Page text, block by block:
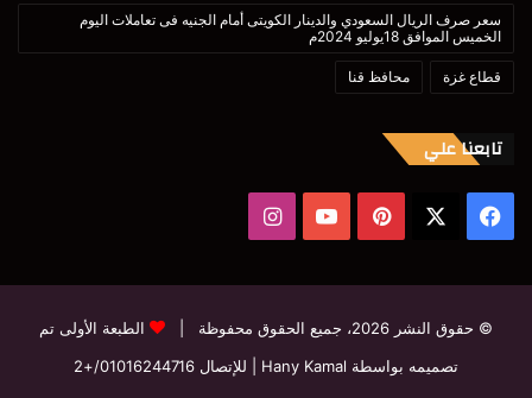
سعر صرف الريال السعودي والدينار الكويتى أمام الجنيه فى تعاملات اليوم
الخميس الموافق 18يوليو 2024م
قطاع غزة محافظ قنا
تابعنا علي
فيسبوك بينتيريست‫YouTube
© حقوق النشر 2026، جميع الحقوق محفوظة |
الطبعة الأولى تم
تصميمه بواسطة Hany Kamal
| للإتصال 01016244716/+2